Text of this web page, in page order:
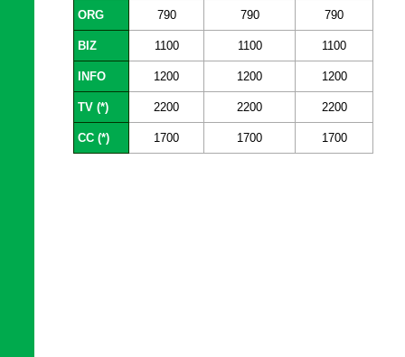
ORG 790 790 790
BIZ 1100 1100 1100
INFO 1200 1200 1200
TV (*) 2200 2200 2200
CC (*) 1700 1700 1700